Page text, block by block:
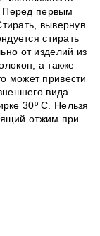
Перед первым
вывернув
стирать
от изделий из
а также
может привести
вида.
30º C. Нельзя
отжим при